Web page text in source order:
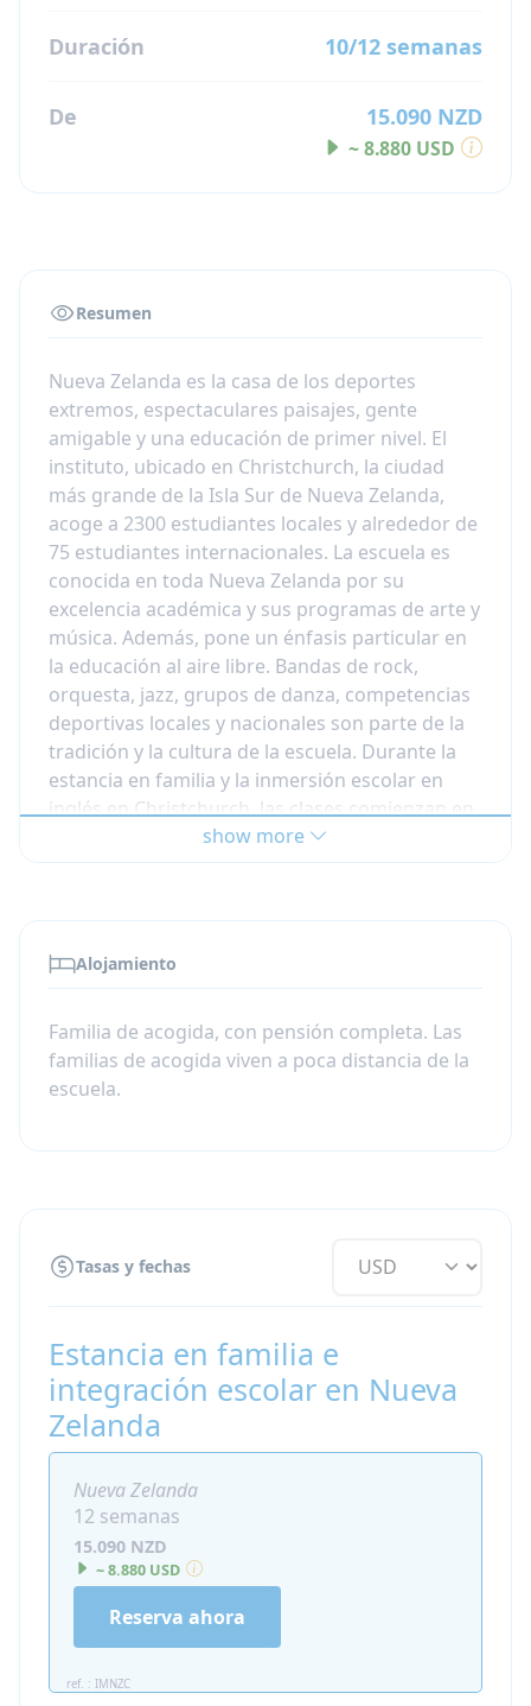
Duración 10/12 semanas
De 15.090 NZD
~ 8.880 USD
Resumen
Nueva Zelanda es la casa de los deportes
extremos, espectaculares paisajes, gente
amigable y una educación de primer nivel. El
instituto, ubicado en Christchurch, la ciudad
más grande de la Isla Sur de Nueva Zelanda,
acoge a 2300 estudiantes locales y alrededor de
75 estudiantes internacionales. La escuela es
conocida en toda Nueva Zelanda por su
excelencia académica y sus programas de arte y
música. Además, pone un énfasis particular en
la educación al aire libre. Bandas de rock,
orquesta, jazz, grupos de danza, competencias
deportivas locales y nacionales son parte de la
tradición y la cultura de la escuela. Durante la
estancia en familia y la inmersión escolar en
inglés en Christchurch, las clases comienzan en
febrero y terminan en diciembre.
años) y el Bachillerato (13 - 18 años). El instituto
ofrece clases para estudiantes desde 9° hasta
13° (bachillerato). En 9° y 10° habrá 6
asignaturas en el horario (Inglés, Matemáticas,
Ciencias, Estudios Sociales, Educación Física y
obligatorios. Los estudiantes internacionales
suelen ser elegibles para el nivel 13, aunque
pueden estudiar en los niveles 12 o 13
dependiendo de su experiencia y competencia
en inglés.
show more
Alojamiento
Familia de acogida, con pensión completa. Las
familias de acogida viven a poca distancia de la
escuela.
Tasas y fechas
Estancia en familia e
integración escolar en Nueva
Zelanda
Nueva Zelanda
12 semanas
15.090 NZD
~ 8.880 USD
ref. : IMNZC
Reserva ahora